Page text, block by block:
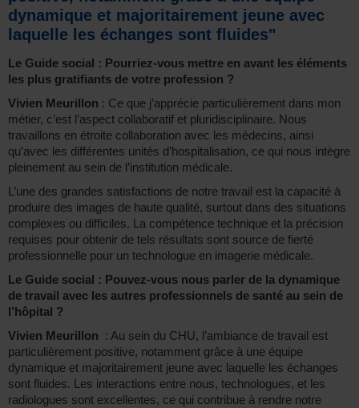
dynamique et majoritairement jeune avec
laquelle les échanges sont fluides"
Le Guide social : Pourriez-vous mettre en avant les éléments
les plus gratifiants de votre profession ?
Vivien Meurillon : Ce que j’apprécie particulièrement dans mon
métier, c’est l’aspect collaboratif et pluridisciplinaire. Nous
travaillons en étroite collaboration avec les médecins, ainsi
qu’avec les différentes unités d’hospitalisation, ce qui nous intègre
pleinement au sein de l’institution médicale.
L’une des grandes satisfactions de notre travail est la capacité à
produire des images de haute qualité, surtout dans des situations
complexes ou difficiles. La compétence technique et la précision
requises pour obtenir de tels résultats sont source de fierté
professionnelle pour un technologue en imagerie médicale.
Le Guide social : Pouvez-vous nous parler de la dynamique
de travail avec les autres professionnels de santé au sein de
l’hôpital ?
Vivien Meurillon : Au sein du CHU, l’ambiance de travail est
particulièrement positive, notamment grâce à une équipe
dynamique et majoritairement jeune avec laquelle les échanges
sont fluides. Les interactions entre nous, technologues, et les
radiologues sont excellentes, ce qui contribue à rendre notre